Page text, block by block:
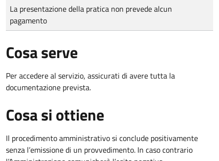
Tipo di pagamento
Importo
La presentazione della pratica non prevede alcun
pagamento
Cosa serve
Per accedere al servizio, assicurati di avere tutta la
documentazione prevista.
Cosa si ottiene
Il procedimento amministrativo si conclude positivamente
senza l’emissione di un provvedimento. In caso contrario